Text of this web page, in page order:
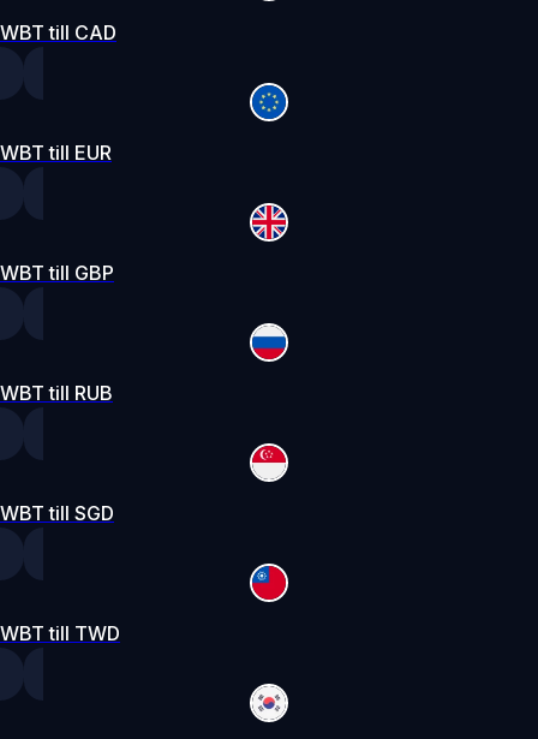
WBT till CAD
WBT till EUR
WBT till GBP
WBT till RUB
WBT till SGD
WBT till TWD